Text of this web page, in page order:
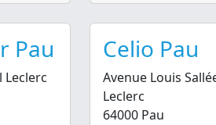
Pau
Leclerc
Celio Pau
Avenue Louis
Leclerc
64000 Pau